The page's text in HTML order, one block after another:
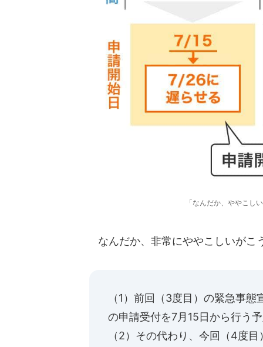
「なんだか、ややこし
なんだか、非常にややこしいがこ
（1）前回（3度目）の緊急事
の申請受付を7月15日から行う
（2）その代わり、今回（4度